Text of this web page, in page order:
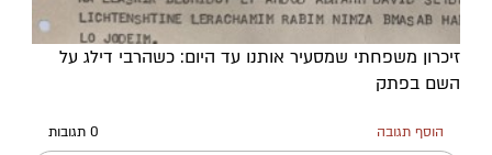
זיכרון משפחתי שמסעיר אותנו עד היום: כשהרבי דילג על
השם בפתק
הוסף תגובה 0 תגובות